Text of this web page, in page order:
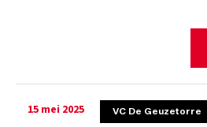
15 mei 2025 VC De Geuzetorre